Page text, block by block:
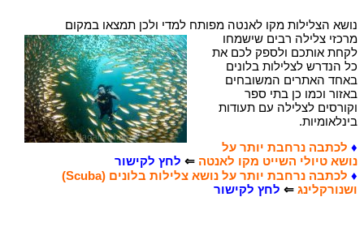
נושא הצלילות מקו לאנטה מפותח למדי ולכן תמצאו במקום
מרכזי צלילה רבים שישמחו
לקחת אותכם ולספק לכם את
כל הנדרש לצלילות בלונים
באחד האתרים המשובחים
באזור וכמו כן בתי ספר
וקורסים לצלילה עם תעודות
בינלאומיות.
♦ לכתבה נרחבת יותר על
נושא טיולי השייט מקו לאנטה ⇐ לחץ לקישור
♦
לכתבה נרחבת יותר על נושא צלילות בלונים (Scuba)
ושנורקלינג ⇐ לחץ לקישור